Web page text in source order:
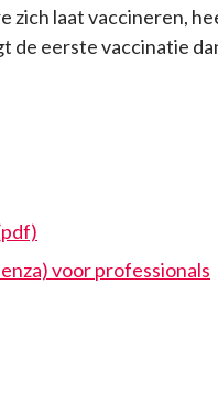
zich laat vaccineren,
de eerste vaccinatie
voor professionals